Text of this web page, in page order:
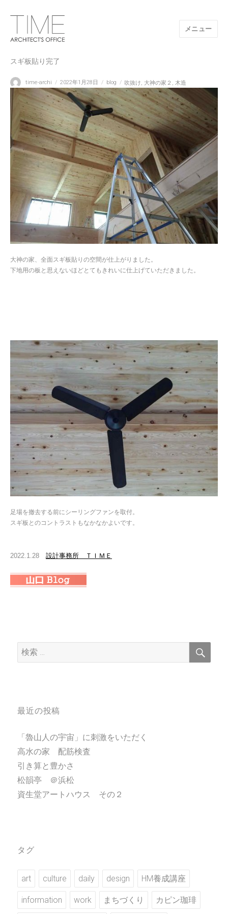
山口県/建築設計事務所/建築家 TIME
メニュー
スギ板貼り完了
投
稿
者
time-archi
投
稿
日:
2022年1月28日
カ
テ
ゴ
リ
ー
blog
タ
グ
吹抜け 大神の家２ 木造
大神の家、全面スギ板貼りの空間が仕上がりました。
下地用の板と思えないほどとてもきれいに仕上げていただきました。
足場を撤去する前にシーリングファンを取付。
スギ板とのコントラストもなかなかよいです。
2022.1.28 設計事務所 ＴＩＭＥ
検
索:
検
最近の投稿
「魯山人の宇宙」に刺激をいただく
高水の家 配筋検査
引き算と豊かさ
松韻亭 ＠浜松
資生堂アートハウス その２
タグ
art culture daily design HM養成講座
information work まちづくり カピン珈琲